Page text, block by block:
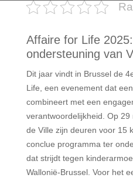
Affaire for Life
ondersteuning van
Dit jaar vindt in Brussel de
Life, een evenement dat
combineert met een
verantwoordelijkheid. Op
de Ville zijn deuren voor 15
conclue programma ter
dat strijdt tegen
Wallonië-Brussel. Voor het